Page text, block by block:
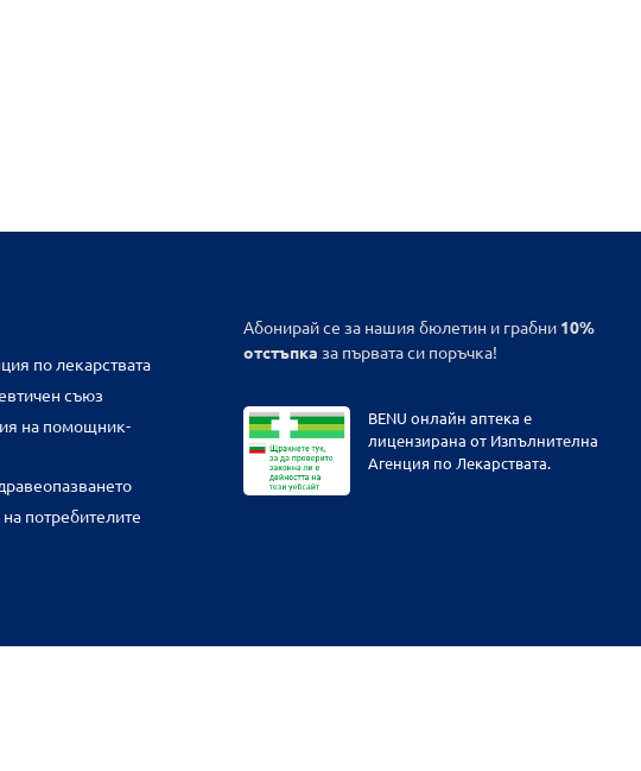
по лекарствата
съюз
на помощник-
потребителите
Абонирай се за нашия бюлетин и грабни 10%
отстъпка за първата си поръчка!
BENU онлайн аптека е
лицензирана от Изпълнителна
Агенция по Лекарствата.